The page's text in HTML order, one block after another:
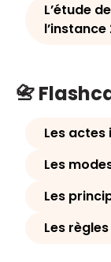
L’étude
l’instance
📇
Les
Les
Les
Les